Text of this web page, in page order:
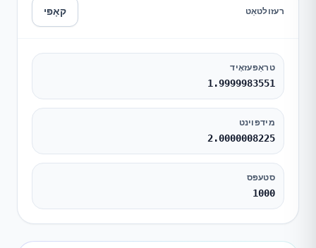
רעזולטאַט קאָפּי
טראַפּעזאָיד
1.9999983551
מידפּוינט
2.0000008225
סטעפּס
1000